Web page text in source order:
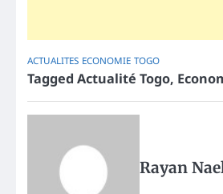
ACTUALITES ECONOMIE TOGO
Tagged Actualité Togo,
Rayan